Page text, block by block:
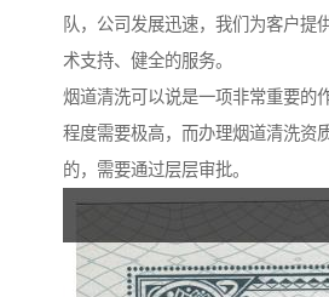
队，公司发展迅速，我们为客户提
术支持、健全的服务。
烟道清洗可以说是一项非常重要的
程度需要极高，而办理烟道清洗资
的，需要通过层层审批。